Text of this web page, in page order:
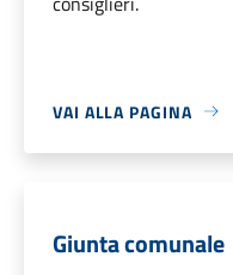
VAI ALLA PAGINA
Giunta comunale